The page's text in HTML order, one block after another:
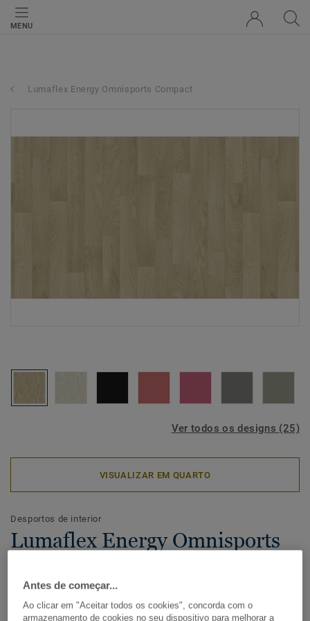
MENU
Lumaflex Energy Omnisports Compact
Ver todos os designs (25)
VISUALIZAR EM QUARTO
Desportos de interior
Lumaflex Energy Omnisports
Solução de alto desempenho para multi-desportos e usos
múltiplos!
Antes de começar...
Ao clicar em "Aceitar todos os cookies", concorda com o
armazenamento de cookies no seu dispositivo para melhorar a